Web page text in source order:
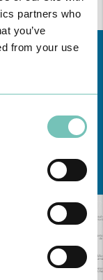
partners who
you’ve
from your use